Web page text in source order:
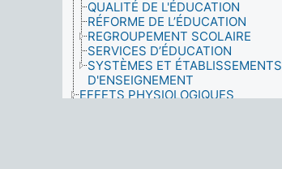
QUALITÉ DE L'ÉDUCATION
RÉFORME DE L’ÉDUCATION
REGROUPEMENT SCOLAIRE
SERVICES D’ÉDUCATION
SYSTÈMES ET ÉTABLISSEMENTS
D'ENSEIGNEMENT
EFFETS PHYSIOLOGIQUES